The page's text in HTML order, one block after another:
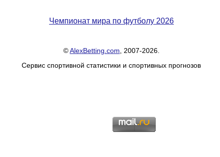
Чемпионат мира по футболу 2026
©AlexBetting.com , 2007-2026.
Сервис спортивной статистики и спортивных прогнозов